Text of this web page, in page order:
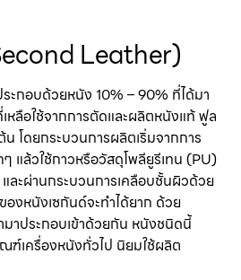
Leather)
กอบด้วยหนัง 10% – 90% ที่ได้มา
หลือใช้จากการตัดและผลิตหนังแท้ ฟูล
โดยกระบวนการผลิตเริ่มจากการ
แล้วใช้กาวหรือวัสดุโพลียูรีเทน (PU)
ละผ่านกระบวนการเคลือบชั้นผิวด้วย
งหนังเซกันด์จะทำได้ยาก ด้วย
าประกอบเข้าด้วยกัน หนังชนิดนี้
ฑ์เครื่องหนังทั่วไป นิยมใช้ผลิต